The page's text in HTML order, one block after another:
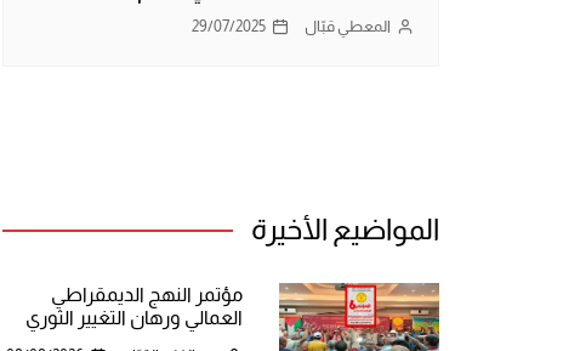
المعطي قبّال 29/07/2025
المواضيع الأخيرة
مؤتمر النهج الديمقراطي
العمالي ورهان التغيير الثوري